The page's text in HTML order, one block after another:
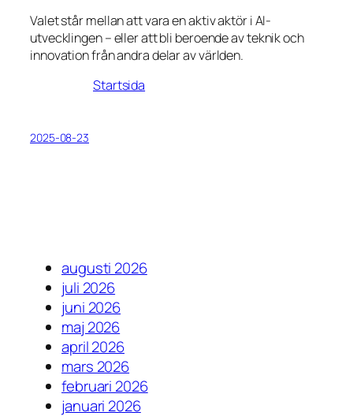
Valet står mellan att vara en aktiv aktör i AI-
utvecklingen – eller att bli beroende av teknik och
innovation från andra delar av världen.
Startsida
2025-08-23
augusti 2026
juli 2026
juni 2026
maj 2026
april 2026
mars 2026
februari 2026
januari 2026